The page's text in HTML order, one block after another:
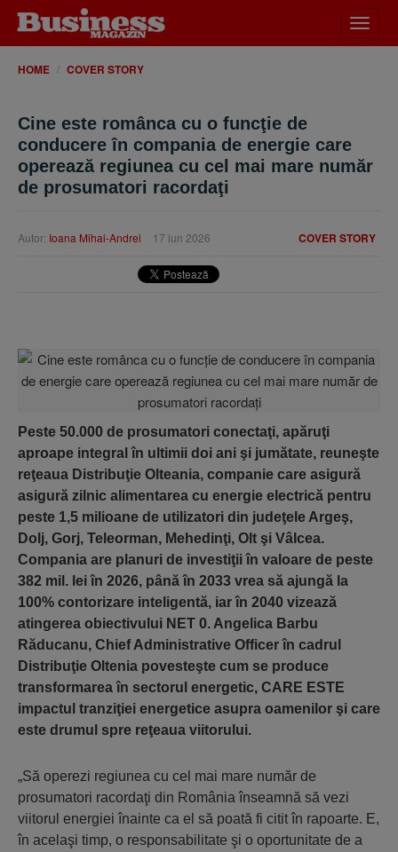
meniu
HOME COVER STORY
Cine este românca cu o funcţie de
conducere în compania de energie care
operează regiunea cu cel mai mare număr
de prosumatori racordaţi
COVER STORY
Autor: Ioana Mihai-Andrei 17 iun 2026
Peste 50.000 de prosumatori conectaţi, apăruţi
aproape integral în ultimii doi ani şi jumătate, reuneşte
reţeaua Distribuţie Olteania, companie care asigură
asigură zilnic alimentarea cu energie electrică pentru
peste 1,5 milioane de utilizatori din judeţele Argeş,
Dolj, Gorj, Teleorman, Mehedinţi, Olt şi Vâlcea.
Compania are planuri de investiţii în valoare de peste
382 mil. lei în 2026, până în 2033 vrea să ajungă la
100% contorizare inteligentă, iar în 2040 vizează
atingerea obiectivului NET 0. Angelica Barbu
Răducanu, Chief Administrative Officer în cadrul
Distribuţie Oltenia povesteşte cum se produce
transformarea în sectorul energetic, CARE ESTE
impactul tranziţiei energetice asupra oamenilor şi care
este drumul spre reţeaua viitorului.
„Să operezi regiunea cu cel mai mare număr de
prosumatori racordaţi din România înseamnă să vezi
viitorul energiei înainte ca el să poată fi citit în rapoarte. E,
în acelaşi timp, o responsabilitate şi o oportunitate de a